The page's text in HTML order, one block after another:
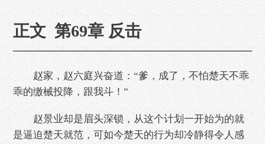
正文 第69章 反击
赵家，赵六庭兴奋道：“爹，成了，不怕楚天不乖
乖的缴械投降，跟我斗！”
赵景业却是眉头深锁，从这个计划一开始为的就
是逼迫楚天就范，可如今楚天的行为却冷静得令人感